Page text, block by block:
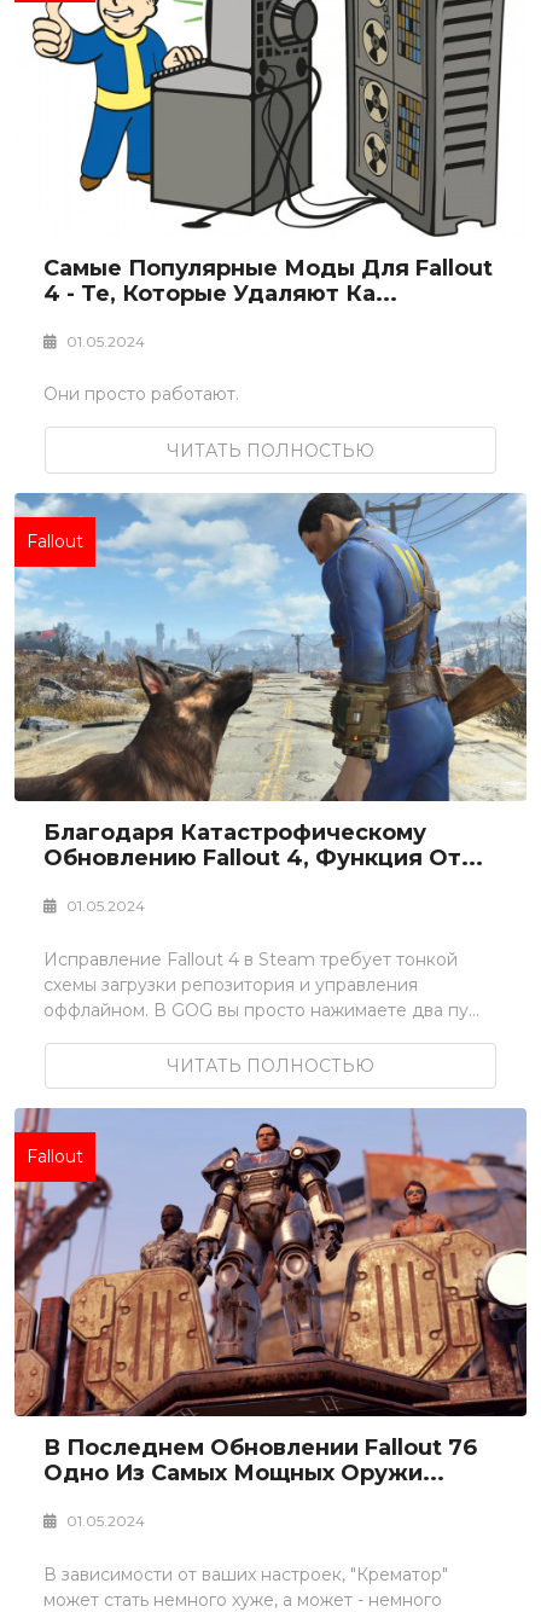
Самые Популярные Моды Для Fallout
4 - Те, Которые Удаляют Ка...
01.05.2024
Они просто работают.
ЧИТАТЬ ПОЛНОСТЬЮ
Fallout
Благодаря Катастрофическому
Обновлению Fallout 4, Функция От...
01.05.2024
Исправление Fallout 4 в Steam требует тонкой
схемы загрузки репозитория и управления
оффлайном. В GOG вы просто нажимаете два пу...
ЧИТАТЬ ПОЛНОСТЬЮ
Fallout
В Последнем Обновлении Fallout 76
Одно Из Самых Мощных Оружи...
01.05.2024
В зависимости от ваших настроек, "Крематор"
может стать немного хуже, а может - немного